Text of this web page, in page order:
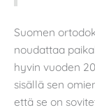
Suomen
noudattaa
hyvin vuoden
sisällä sen
että se on